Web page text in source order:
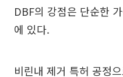
DBF의 강점은 단순한
에 있다.
비린내 제거 특허 공정